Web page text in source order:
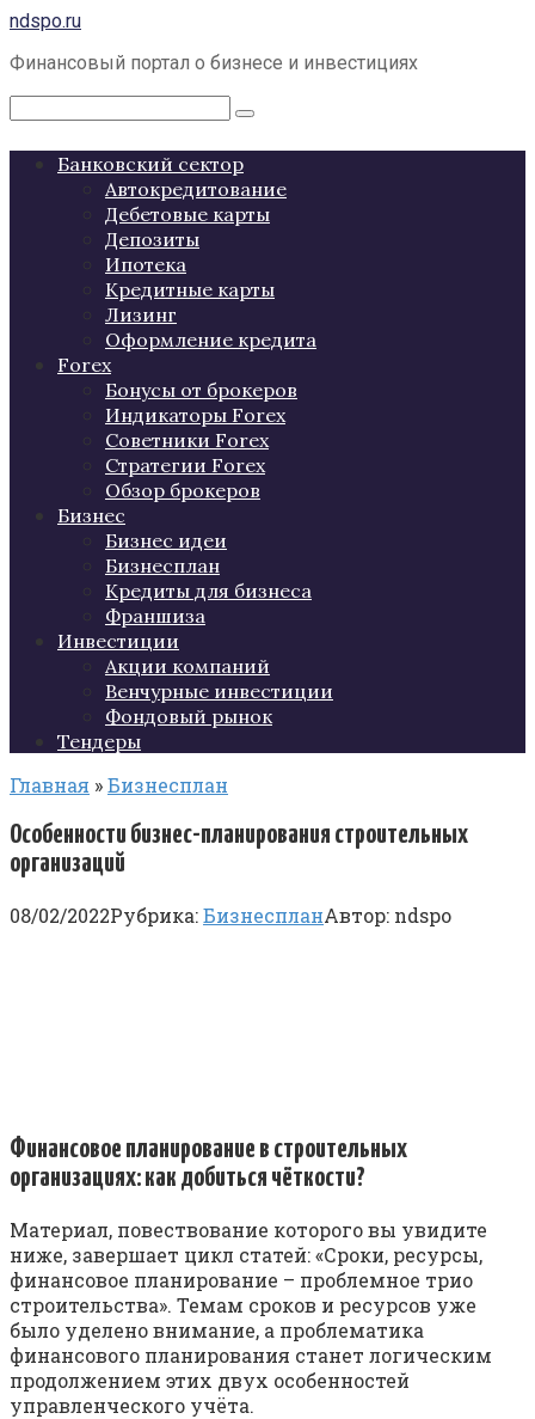
Перейти
контенту
ndspo.ru
Финансовый портал о бизнесе и инвестициях
Поиск:
Банковский сектор
Автокредитование
Дебетовые карты
Депозиты
Ипотека
Кредитные карты
Лизинг
Оформление кредита
Forex
Бонусы от брокеров
Индикаторы Forex
Советники Forex
Стратегии Forex
Обзор брокеров
Бизнес
Бизнес идеи
Бизнесплан
Кредиты для бизнеса
Франшиза
Инвестиции
Акции компаний
Венчурные инвестиции
Фондовый рынок
Тендеры
Главная »Бизнесплан
Особенности бизнес-планирования строительных
организаций
08/02/2022Рубрика:БизнеспланАвтор: ndspo
Финансовое планирование в строительных
организациях: как добиться чёткости?
Материал, повествование которого вы увидите
ниже, завершает цикл статей: «Сроки, ресурсы,
финансовое планирование – проблемное трио
строительства». Темам сроков и ресурсов уже
было уделено внимание, а проблематика
финансового планирования станет логическим
продолжением этих двух особенностей
управленческого учёта.